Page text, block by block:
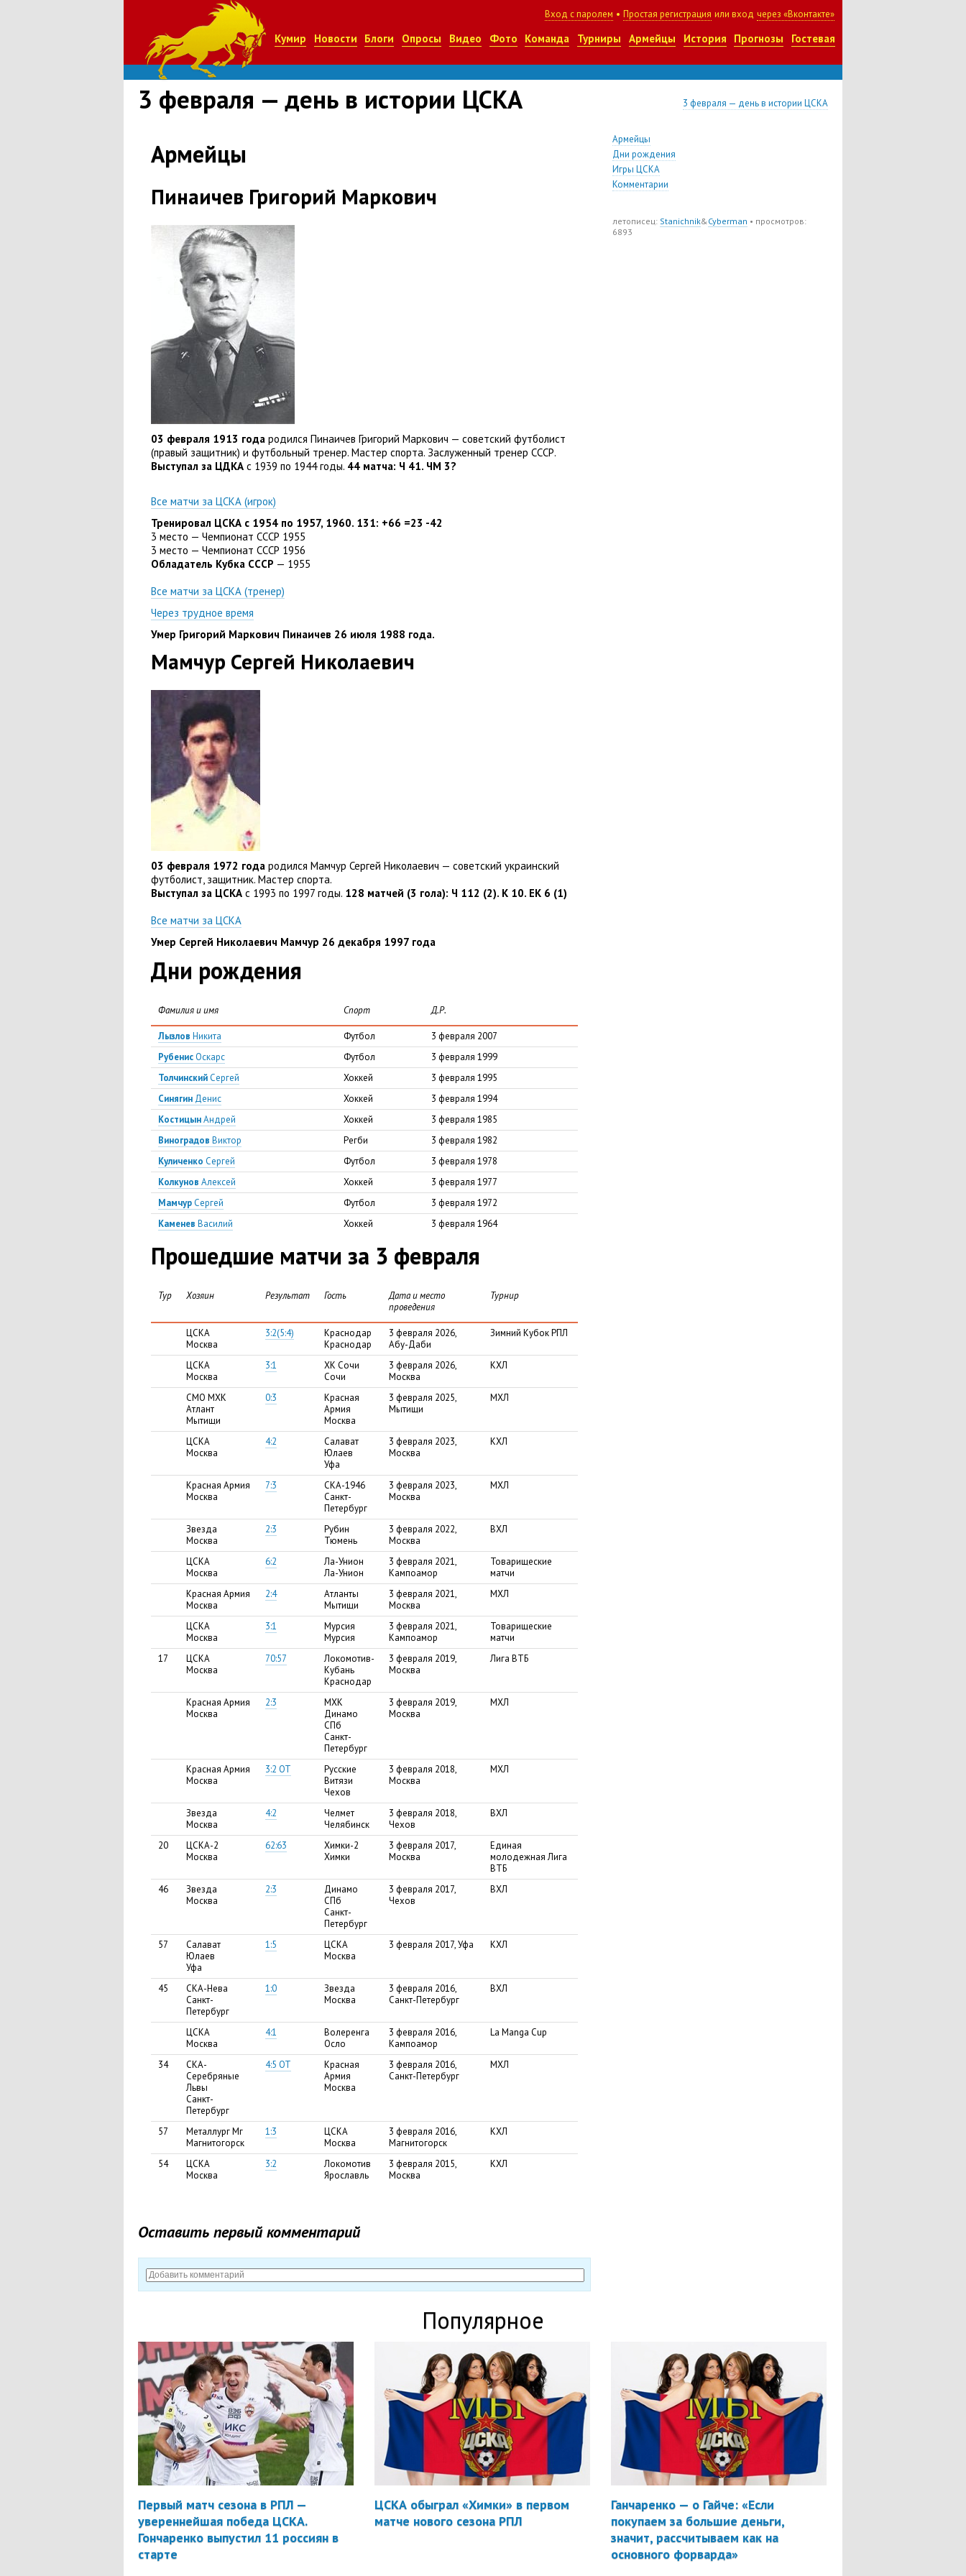
Вход с паролем • Простая регистрация или вход через «Вконтакте»
Кумир Новости Блоги Опросы Видео Фото Команда Турниры Армейцы История Прогнозы Гостевая
3 февраля — день в истории ЦСКА 3 февраля — день в истории ЦСКА
Армейцы
Пинаичев Григорий Маркович
03 февраля 1913 года родился Пинаичев Григорий Маркович — советский футболист
(правый защитник) и футбольный тренер. Мастер спорта. Заслуженный тренер СССР.
Выступал за ЦДКА с 1939 по 1944 годы. 44 матча: Ч 41. ЧМ 3?
Все матчи за ЦСКА (игрок)
Тренировал ЦСКА с 1954 по 1957, 1960. 131: +66 =23 -42
3 место — Чемпионат СССР 1955
3 место — Чемпионат СССР 1956
Обладатель Кубка СССР — 1955
Все матчи за ЦСКА (тренер)
Через трудное время
Умер Григорий Маркович Пинаичев 26 июля 1988 года.
Мамчур Сергей Николаевич
03 февраля 1972 года родился Мамчур Сергей Николаевич — советский украинский
футболист, защитник. Мастер спорта.
Выступал за ЦСКА с 1993 по 1997 годы. 128 матчей (3 гола): Ч 112 (2). К 10. ЕК 6 (1)
Все матчи за ЦСКА
Умер Сергей Николаевич Мамчур 26 декабря 1997 года
Дни рождения
Фамилия и имя Спорт Д.Р.
Лызлов Никита Футбол
3 февраля 2007
РубенисОскарс Футбол
3 февраля 1999
Толчинский Сергей Хоккей
3 февраля 1995
Синягин Денис Хоккей
3 февраля 1994
КостицынАндрей Хоккей
3 февраля 1985
Виноградов Виктор Регби
3 февраля 1982
Куличенко Сергей Футбол
3 февраля 1978
Колкунов Алексей Хоккей
3 февраля 1977
Мамчур Сергей Футбол
3 февраля 1972
Каменев Василий Хоккей 3 февраля 1964
Прошедшие матчи за 3 февраля
Тур Хозяин Результат Гость
Дата и место
проведения
Турнир
ЦСКА
Москва
3:2(5:4)
Краснодар
Краснодар
3 февраля 2026,
Абу-Даби
Зимний Кубок РПЛ
ЦСКА
Москва
3:1
ХК Сочи
Сочи
3 февраля 2026,
Москва
КХЛ
СМО МХК
Атлант
Мытищи
0:3
Красная
Армия
Москва
3 февраля 2025,
Мытищи
МХЛ
ЦСКА
Москва
4:2
Салават
Юлаев
Уфа
3 февраля 2023,
Москва
КХЛ
Красная Армия
Москва
7:3
СКА-1946
Санкт-
Петербург
3 февраля 2023,
Москва
МХЛ
Звезда
Москва
2:3
Рубин
Тюмень
3 февраля 2022,
Москва
ВХЛ
ЦСКА
Москва
6:2
Ла-Унион
Ла-Унион
3 февраля 2021,
Кампоамор
Товарищеские
матчи
Красная Армия
Москва
2:4
Атланты
Мытищи
3 февраля 2021,
Москва
МХЛ
ЦСКА
Москва
3:1
Мурсия
Мурсия
3 февраля 2021,
Кампоамор
Товарищеские
матчи
17
ЦСКА
Москва
70:57
Локомотив-
Кубань
Краснодар
3 февраля 2019,
Москва
Лига ВТБ
Красная Армия
Москва
2:3
МХК
Динамо
СПб
Санкт-
Петербург
3 февраля 2019,
Москва
МХЛ
Красная Армия
Москва
3:2 ОТ
Русские
Витязи
Чехов
3 февраля 2018,
Москва
МХЛ
Звезда
Москва
4:2
Челмет
Челябинск
3 февраля 2018,
Чехов
ВХЛ
20
ЦСКА-2
Москва
62:63
Химки-2
Химки
3 февраля 2017,
Москва
Единая
молодежная Лига
ВТБ
46
Звезда
Москва
2:3
Динамо
СПб
Санкт-
Петербург
3 февраля 2017,
Чехов
ВХЛ
57
Салават
Юлаев
Уфа
1:5
ЦСКА
Москва
3 февраля 2017, Уфа КХЛ
45
СКА-Нева
Санкт-
Петербург
1:0
Звезда
Москва
3 февраля 2016,
Санкт-Петербург
ВХЛ
ЦСКА
Москва
4:1
Волеренга
Осло
3 февраля 2016,
Кампоамор
La Manga Cup
34
СКА-
Серебряные
Львы
Санкт-
Петербург
4:5 ОТ
Красная
Армия
Москва
3 февраля 2016,
Санкт-Петербург
МХЛ
57
Металлург Мг
Магнитогорск
1:3
ЦСКА
Москва
3 февраля 2016,
Магнитогорск
КХЛ
54
ЦСКА
Москва
3:2
Локомотив
Ярославль
3 февраля 2015,
Москва
КХЛ
Оставить первый комментарий
Армейцы
Дни рождения
Игры ЦСКА
Комментарии
летописец: Stanichnik&Cyberman • просмотров:
6893
Популярное
Первый матч сезона в РПЛ —
увереннейшая победа ЦСКА.
Гончаренко выпустил 11 россиян в
старте
ЦСКА обыграл «Химки» в первом
матче нового сезона РПЛ
Ганчаренко — о Гайче: «Если
покупаем за большие деньги,
значит, рассчитываем как на
основного форварда»